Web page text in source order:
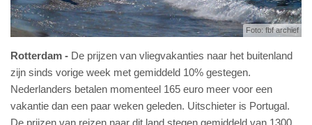
Foto: fbf archief
Rotterdam
De prijzen van vliegvakanties naar het buitenland
zijn sinds vorige week met gemiddeld 10% gestegen.
Nederlanders betalen momenteel 165 euro meer voor een
vakantie dan een paar weken geleden. Uitschieter is Portugal.
De prijzen van reizen naar dit land stegen gemiddeld van 1300